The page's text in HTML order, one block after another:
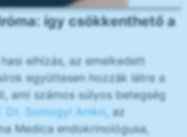
így csökkenthető a
elhízás, az emelkedett
együttesen hozzák létre a
ami számos súlyos betegség
Dr. Somogyi Anikó, az
Medica endokrinológusa,